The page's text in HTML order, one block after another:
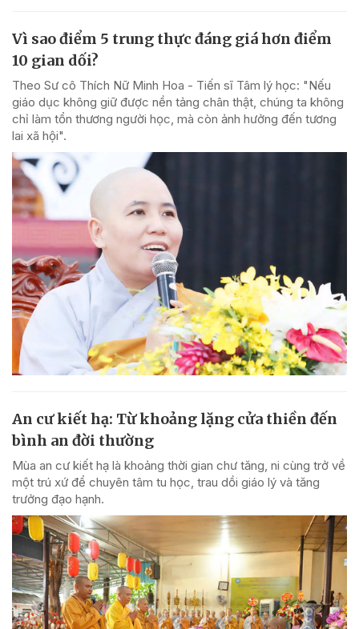
Vì sao điểm 5 trung thực đáng giá hơn điểm
10 gian dối?
Theo Sư cô Thích Nữ Minh Hoa - Tiến sĩ Tâm lý học: "Nếu
giáo dục không giữ được nền tảng chân thật, chúng ta không
chỉ làm tổn thương người học, mà còn ảnh hưởng đến tương
lai xã hội".
An cư kiết hạ: Từ khoảng lặng cửa thiền đến
bình an đời thường
Mùa an cư kiết hạ là khoảng thời gian chư tăng, ni cùng trở về
một trú xứ để chuyên tâm tu học, trau dồi giáo lý và tăng
trưởng đạo hạnh.